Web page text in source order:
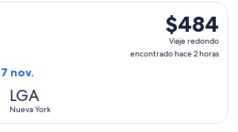
$484
Viaje
redondo,
$484
Viaje redondo
encontrado hace 2 horas
nov.
LGA
Nueva York
American Airlines, con salida el jue,